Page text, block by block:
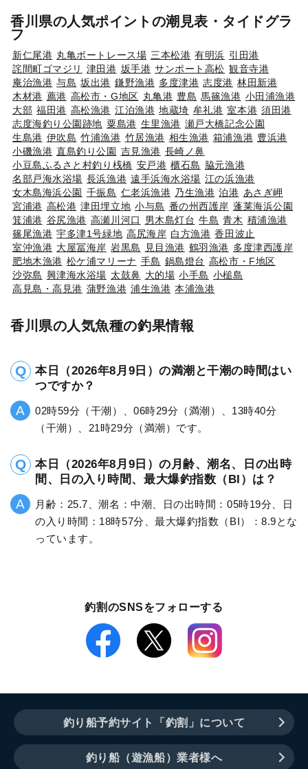
香川県の人気ポイントの潮見表・タイドグラ
フ
新仁尾港 丸亀ボートレース場 三本松港 有明浜 引田港
詫間町ゴマジリ
津田港 坂手港 サンポート高松 観音寺港
庵治漁港 与島 坂出港 鎌野漁港 多度津港 志度港 林田新港
木材港 薦港 高松市・G地区 丸亀港 豊島 馬篠漁港 小田浦漁港
大部 福田港 高松漁港 江泊漁港 地蔵埼 牟礼港 室本港 須田港
志度海釣り公園跡地 粟島港 生里漁港 瀬戸大橋記念公園
生島港 伊吹島 竹浦漁港 竹居漁港 相生漁港 箱浦漁港 豊浜港
小磯漁港 直島釣り公園 吉見漁港 長崎ノ鼻
小豆島ふるさと村釣り桟橋 安戸港 櫃石島 脇元漁港
名部戸海水浴場 長浜漁港 遠手浜海水浴場 江の浜漁港
女木島海浜公園 千振島 仁老浜漁港 乃生漁港 泊港 あさぎ岬
宮浦港 高松港 津田埋立地 小与島 番の州西護岸 蓬莱海浜公園
箕浦港 谷尻漁港 高瀬川河口 男木島灯台 牛島 青木 積浦漁港
篠尾漁港 宇多津1号緑地 高尻海岸 白方漁港 香田波止
室沖漁港 大屋冨海岸 岩黒島 見目漁港 鶴羽漁港 多度津西護岸
肥地木漁港 松ケ浦マリーナ 手島 鍋島燈台 高松市・F地区
沙弥島 興津海水浴場 太鼓鼻 大的場 小手島 小槌島
高見島・高見港 蒲野漁港 浦生漁港 本浦漁港
香川県の人気魚種の釣果情報
本日（2026年8月9日）の満潮と干潮の時間はい
つですか？
02時59分（干潮）、06時29分（満潮）、13時40分
（干潮）、21時29分（満潮）です。
本日（2026年8月9日）の月齢、潮名、日の出時
間、日の入り時間、最大爆釣指数（BI）は？
月齢：25.7、潮名：中潮、日の出時間：05時19分、日
の入り時間：18時57分、最大爆釣指数（BI）：8.9とな
っています。
釣割のSNSをフォローする
釣り船予約サイト「釣割」について
釣り船（遊漁船）業者様へ